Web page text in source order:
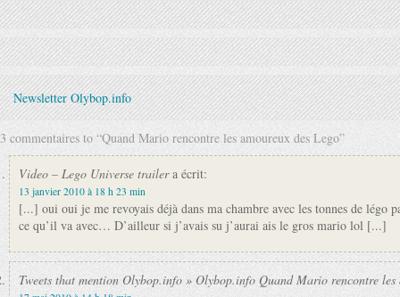
Newsletter Olybop.info
3 commentaires to “Quand Mario rencontre les amoureux des Lego”
Video – Lego Universe trailera écrit:
13 janvier 2010 à 18 h 23 min
[...] oui oui je me revoyais déjà dans ma chambre avec les tonnes de légo
ce qu’il va avec… D’ailleur si j’avais su j’aurai ais le gros mario lol [...]
Tweets that mention Olybop.info » Olybop.info Quand Mario rencontre